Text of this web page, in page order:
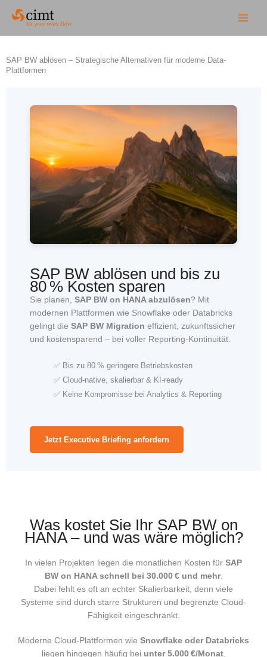
Inhalt
SAP BW ablösen – Strategische Alternativen für moderne Data-
Plattformen
SAP BW ablösen und bis zu
80 % Kosten sparen
Sie planen, SAP BW on HANA abzulösen? Mit
modernen Plattformen wie Snowflake oder Databricks
gelingt die SAP BW Migration effizient, zukunftssicher
und kostensparend – bei voller Reporting-Kontinuität.
✅ Bis zu 80 % geringere Betriebskosten
✅ Cloud-native, skalierbar & KI-ready
✅ Keine Kompromisse bei Analytics & Reporting
Jetzt Executive Briefing anfordern
Was kostet Sie Ihr SAP BW on
HANA – und was wäre möglich?
In vielen Projekten liegen die monatlichen Kosten für SAP
BW on HANA schnell bei 30.000 € und mehr.
Dabei fehlt es oft an echter Skalierbarkeit, denn viele
Systeme sind durch starre Strukturen und begrenzte Cloud-
Fähigkeit eingeschränkt.
Moderne Cloud-Plattformen wie Snowflake oder Databricks
liegen hingegen häufig bei unter 5.000 €/Monat.